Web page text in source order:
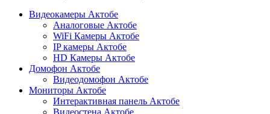
Видеокамеры Актобе
Аналоговые Актобе
WiFi Камеры Актобе
IP камеры Актобе
HD Камеры Актобе
Домофон Актобе
Видеодомофон Актобе
Мониторы Актобе
Интерактивная панель Актобе